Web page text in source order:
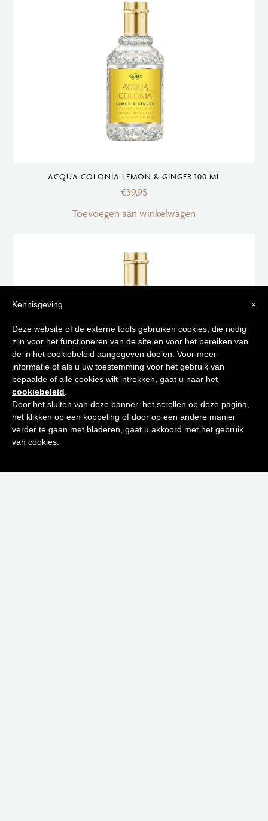
ACQUA COLONIA LEMON & GINGER 100 ML
€39,95
Toevoegen aan winkelwagen
ACQUA COLONIA PINK PEPPER & GRAPEFRUIT 50 ML
Tips voor
een stralende huid
Schrijf je in op onze nieuwsbrief en
ontvang de beste tips en promoties
Inschrijven
×
Kennisgeving
Deze website of de externe tools gebruiken cookies, die nodig
zijn voor het functioneren van de site en voor het bereiken van
de in het cookiebeleid aangegeven doelen. Voor meer
informatie of als u uw toestemming voor het gebruik van
bepaalde of alle cookies wilt intrekken, gaat u naar het
cookiebeleid
Door het sluiten van deze banner, het scrollen op deze pagina,
het klikken op een koppeling of door op een andere manier
verder te gaan met bladeren, gaat u akkoord met het gebruik
van cookies.